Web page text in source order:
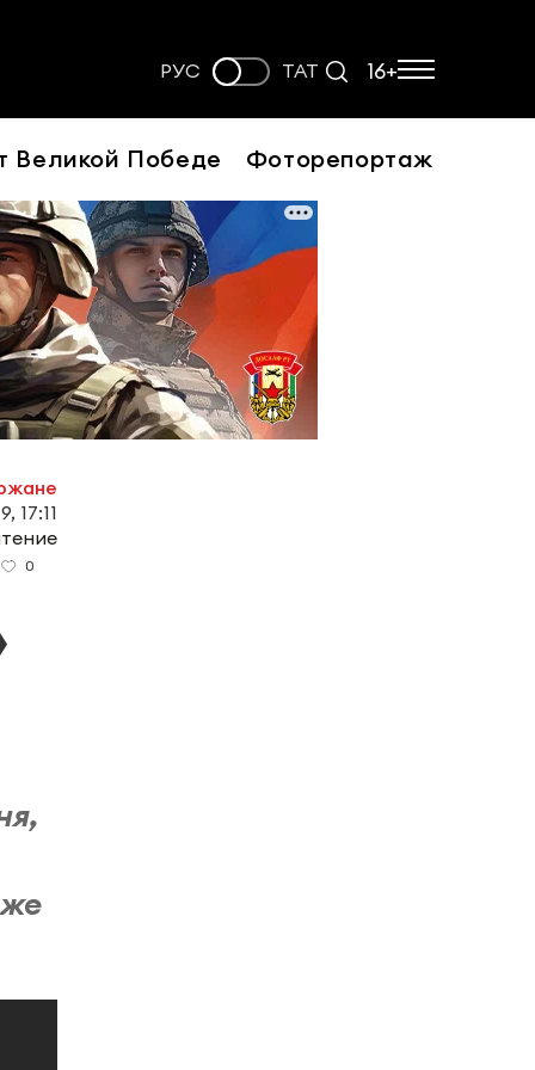
РУС ТАТ 16+
Великой Победе Фоторепортаж
17:11
0